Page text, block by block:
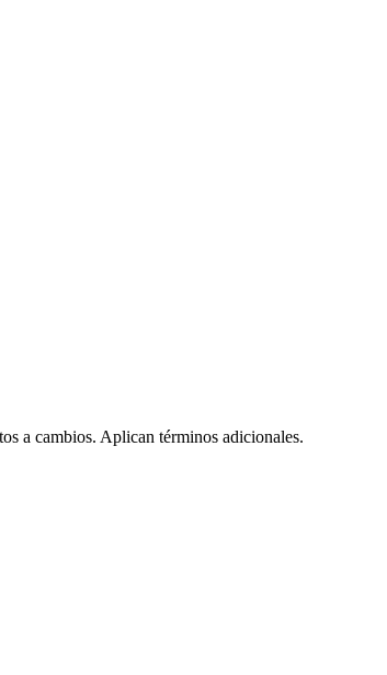
a cambios. Aplican términos adicionales.